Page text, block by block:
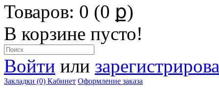
Товаров: 0 (0 ք)
В корзине пусто!
Войти или
Закладки (0) Кабинет Оформление заказа